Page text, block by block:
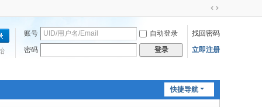
切
换
到
宽
账号 自动登录
找回密码
密码
登录 立即注册
快捷导航